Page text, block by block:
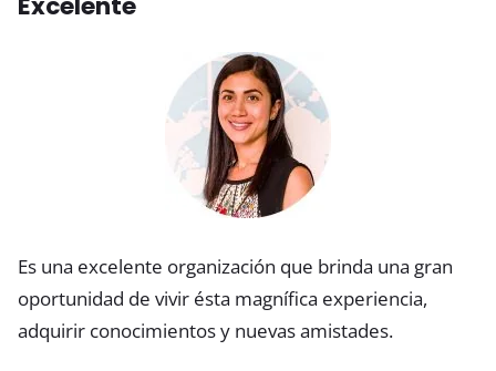
Es una excelente organización que brinda una gran
oportunidad de vivir ésta magnífica experiencia,
adquirir conocimientos y nuevas amistades.